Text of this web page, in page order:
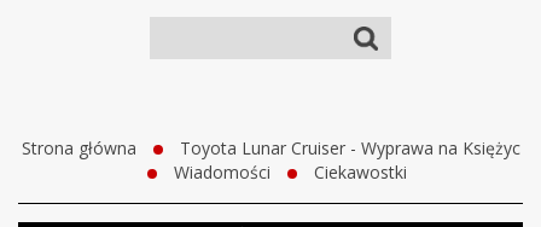
Strona główna
Toyota Lunar Cruiser - Wyprawa na Księżyc
Wiadomości
Ciekawostki